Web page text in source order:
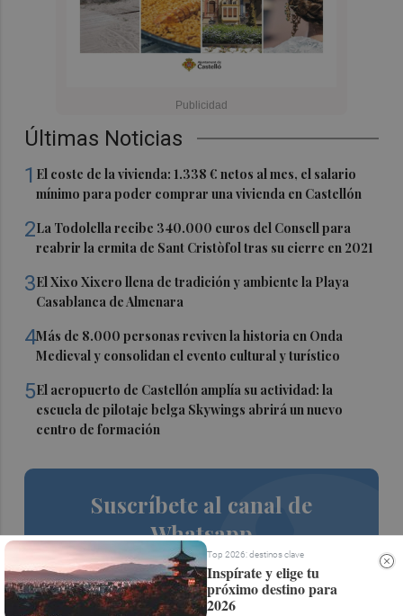
Últimas Noticias
1 El coste de la vivienda: 1.338 € netos al mes, el salario
mínimo para poder comprar una vivienda en Castellón
2La Todolella recibe 340.000 euros del Consell para
reabrir la ermita de Sant Cristòfol tras su cierre en 2021
3El Xixo Xixero llena de tradición y ambiente la Playa
Casablanca de Almenara
4Más de 8.000 personas reviven la historia en Onda
Medieval y consolidan el evento cultural y turístico
5El aeropuerto de Castellón amplía su actividad: la
escuela de pilotaje belga Skywings abrirá un nuevo
centro de formación
Suscríbete al canal de
Whatsapp
Siempre al día de las últimas noticias
¡Quiero suscribirme!
Top 2026: destinos clave
Inspírate y elige tu
próximo destino para
2026